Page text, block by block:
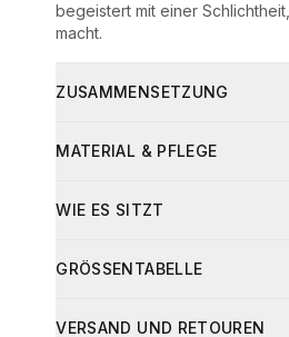
begeistert mit einer
macht.
ZUSAMMENSETZUNG
Baumwolle: 92%
Handwäsche bei maximal 30°C.
Nicht bleichen, nicht chloren,
Nicht mit aggressiven
MATERIAL & PFLEGE
Material
Pflege
WIE ES SITZT
GRÖSSENTABELLE
ausgestellter Silhouette. Wenn
VERSAND UND RETOUREN